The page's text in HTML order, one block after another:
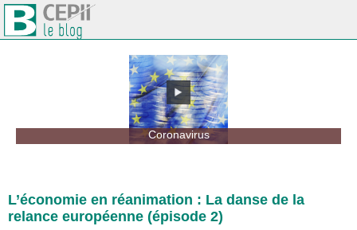
Coronavirus
L’économie en réanimation : La danse de la
relance européenne (épisode 2)